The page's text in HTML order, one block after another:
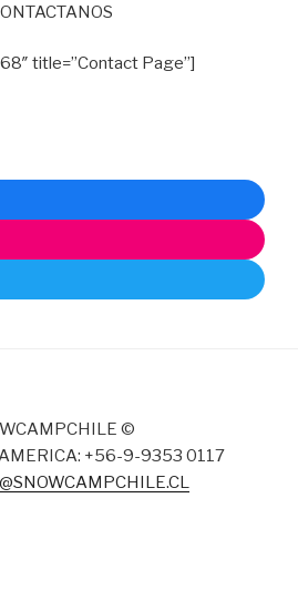
ONTACTANOS
title=”Contact Page”]
©
+56-9-9353 0117